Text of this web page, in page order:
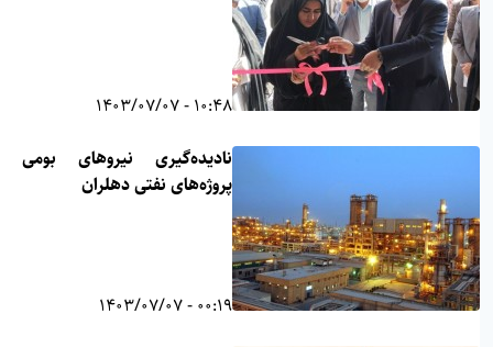
10:48 - 1403/07/07
نادیده‌گیری نیروهای بومی در
پروژه‌های نفتی دهلران
00:19 - 1403/07/07